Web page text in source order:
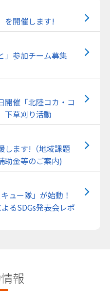
を開催します!
」参加チーム募集
開催「北陸コカ・コ
下草刈り活動
します!（地域課題
助金等のご案内)
ュー隊」が始動！
るSDGs発表会レポ
報